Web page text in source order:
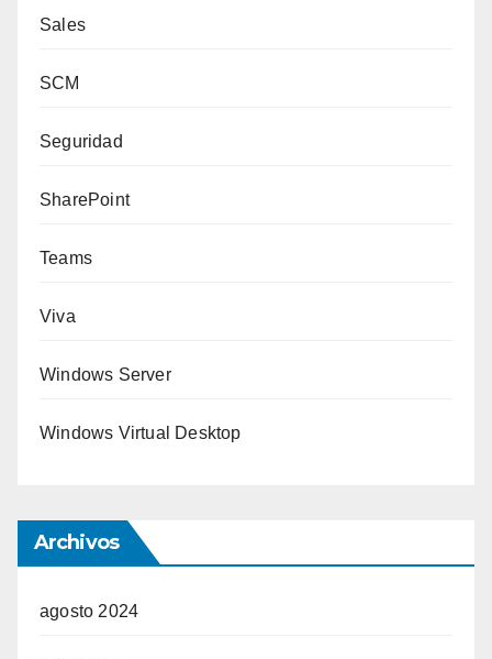
Sales
SCM
Seguridad
SharePoint
Teams
Viva
Windows Server
Windows Virtual Desktop
Archivos
agosto 2024